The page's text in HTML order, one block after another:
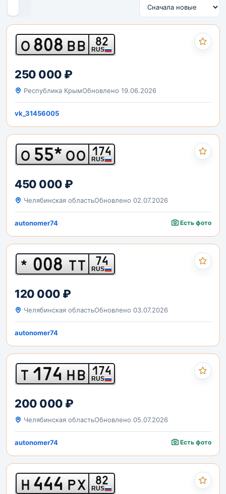
О 808 ВВ 82
RUS
250 000 ₽
Республика КрымОбновлено 19.06.2026
vk_31456005
О 55* ОО 174
RUS
450 000 ₽
Челябинская областьОбновлено 02.07.2026
autonomer74 Есть фото
* 008 ТТ 74
RUS
120 000 ₽
Челябинская областьОбновлено 03.07.2026
autonomer74
Т 174 НВ 174
RUS
200 000 ₽
Челябинская областьОбновлено 05.07.2026
autonomer74 Есть фото
Н 444 РХ 82
RUS